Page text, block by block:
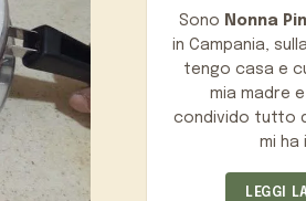
Sono Nonna
in Campania,
tengo casa e
mia madre e
condivido tutto
mi ha
LEGGI